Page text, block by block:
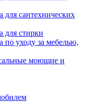
для сантехнических
для стирки
по уходу за мебелью,
моющие и